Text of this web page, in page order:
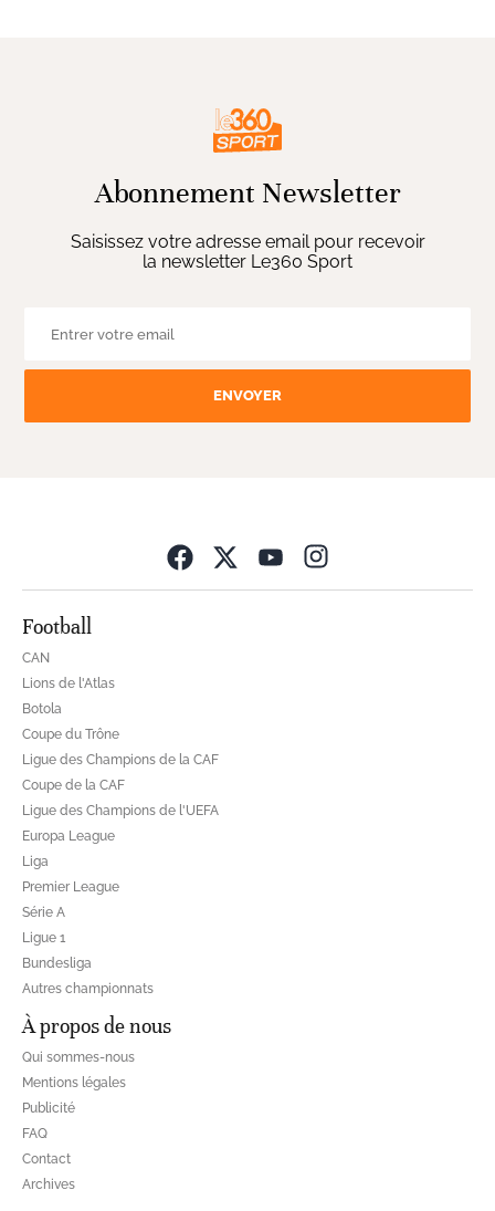
Abonnement Newsletter
Saisissez votre adresse email pour recevoir
la newsletter Le360 Sport
ENVOYER
Football
CAN
Lions de l'Atlas
Botola
Coupe du Trône
Ligue des Champions de la CAF
Coupe de la CAF
Ligue des Champions de l'UEFA
Europa League
Liga
Premier League
Série A
Ligue 1
Bundesliga
Autres championnats
À propos de nous
Qui sommes-nous
Mentions légales
Publicité
FAQ
Contact
Archives